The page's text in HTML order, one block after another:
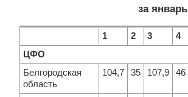
за
1 2 3 4
ЦФО
Белгородская
область
104,7 35 107,9 46